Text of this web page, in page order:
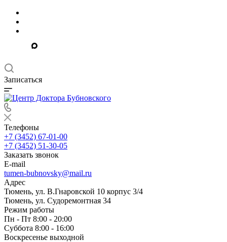
Записаться
Телефоны
+7 (3452) 67-01-00
+7 (3452) 51-30-05
Заказать звонок
E-mail
tumen-bubnovsky@mail.ru
Адрес
Тюмень, ул. В.Гнаровской 10 корпус 3/4
Тюмень, ул. Судоремонтная 34
Режим работы
Пн - Пт 8:00 - 20:00
Суббота 8:00 - 16:00
Воскресенье выходной